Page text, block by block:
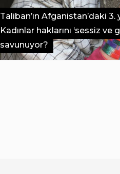
Taliban’ın Afganistan’daki 3.
Kadınlar haklarını ‘sessiz ve
savunuyor?